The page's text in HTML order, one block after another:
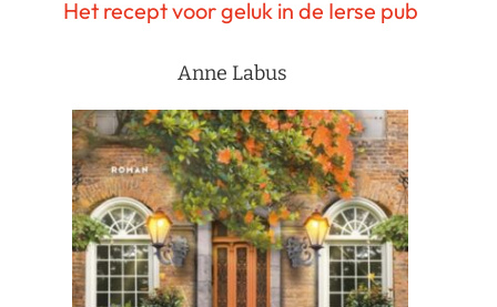
Het recept voor geluk in de Ierse pub
Anne Labus